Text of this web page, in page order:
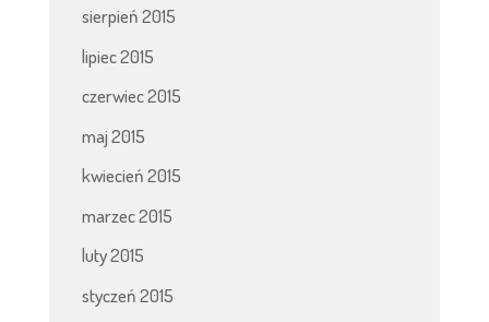
sierpień 2015
lipiec 2015
czerwiec 2015
maj 2015
kwiecień 2015
marzec 2015
luty 2015
styczeń 2015